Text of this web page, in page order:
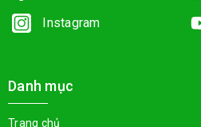
Instagram
Danh mục
Trang chủ